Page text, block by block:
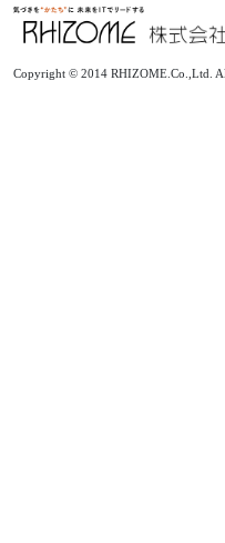
Copyright © 2014 RHIZOME.Co.,Ltd.